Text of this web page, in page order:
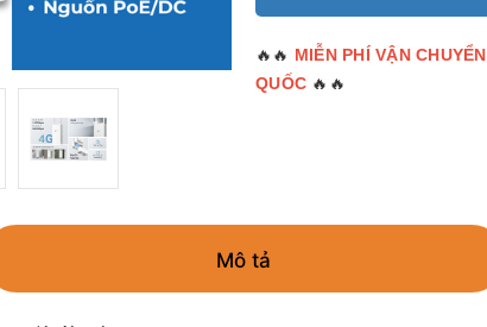
🔥🔥 MIỄN PHÍ VẬN CHUYỂN
QUỐC 🔥🔥
Mô tả